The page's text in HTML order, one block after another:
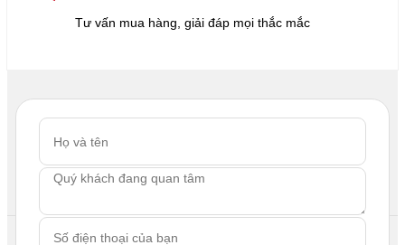
Tư vấn mua hàng, giải đáp mọi thắc mắc